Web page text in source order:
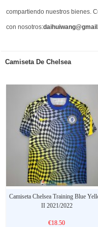
compartiendo nuestros bienes.
con nosotros:
Camiseta De Chelsea
Camiseta Chelsea Training Blue
II 2021/2022
€18.50